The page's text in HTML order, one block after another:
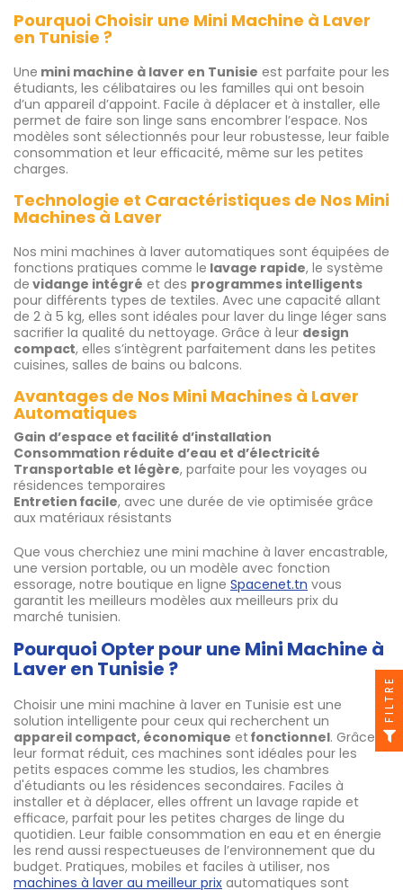
Pourquoi Choisir une Mini Machine à Laver
en Tunisie ?
Une mini machine à laver en Tunisie est parfaite pour les
étudiants, les célibataires ou les familles qui ont besoin
d’un appareil d’appoint. Facile à déplacer et à installer, elle
permet de faire son linge sans encombrer l’espace. Nos
modèles sont sélectionnés pour leur robustesse, leur faible
consommation et leur efficacité, même sur les petites
charges.
Technologie et Caractéristiques de Nos Mini
Machines à Laver
Nos mini machines à laver automatiques sont équipées de
fonctions pratiques comme le lavage rapide, le système
de vidange intégré et des programmes intelligents
pour différents types de textiles. Avec une capacité allant
de 2 à 5 kg, elles sont idéales pour laver du linge léger sans
sacrifier la qualité du nettoyage. Grâce à leur design
compact, elles s’intègrent parfaitement dans les petites
cuisines, salles de bains ou balcons.
Avantages de Nos Mini Machines à Laver
Automatiques
Gain d’espace et facilité d’installation
Consommation réduite d’eau et d’électricité
Transportable et légère, parfaite pour les voyages ou
résidences temporaires
Entretien facile, avec une durée de vie optimisée grâce
aux matériaux résistants
Que vous cherchiez une mini machine à laver encastrable,
une version portable, ou un modèle avec fonction
essorage, notre boutique en ligne Spacenet.tn vous
garantit les meilleurs modèles aux meilleurs prix du
marché tunisien.
Pourquoi Opter pour une Mini Machine à
Laver en Tunisie ?
Choisir une mini machine à laver en Tunisie est une
solution intelligente pour ceux qui recherchent un
appareil compact, économique etfonctionnel. Grâce à
leur format réduit, ces machines sont idéales pour les
petits espaces comme les studios, les chambres
d'étudiants ou les résidences secondaires. Faciles à
installer et à déplacer, elles offrent un lavage rapide et
efficace, parfait pour les petites charges de linge du
quotidien. Leur faible consommation en eau et en énergie
les rend aussi respectueuses de l’environnement que du
budget. Pratiques, mobiles et faciles à utiliser, nos
machines à laver au meilleur prix automatiques sont
FILTRE